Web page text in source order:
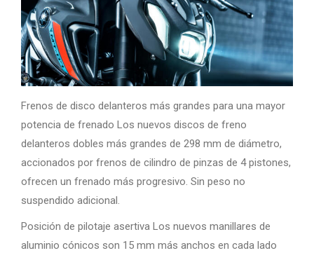
Frenos de disco delanteros más grandes para una mayor
potencia de frenado Los nuevos discos de freno
delanteros dobles más grandes de 298 mm de diámetro,
accionados por frenos de cilindro de pinzas de 4 pistones,
ofrecen un frenado más progresivo. Sin peso no
suspendido adicional.
Posición de pilotaje asertiva Los nuevos manillares de
aluminio cónicos son 15 mm más anchos en cada lado